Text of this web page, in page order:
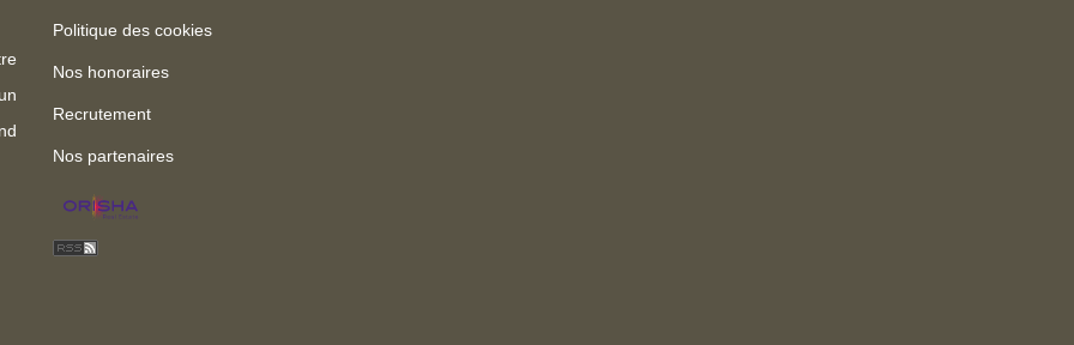
Politique des cookies
Nos honoraires
Recrutement
Nos partenaires